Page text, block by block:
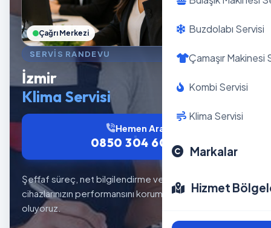
Buzdolabı Servisi
Çamaşır Makinesi
Kombi Servisi
Klima Servisi
Markalar
Hizmet
SERVIS RANDEVU
İzmir
Klima Servisi
Şeffaf süreç, net bilgilendirme ve planlı servis akışıyla
cihazlarınızın performansını korumaya yardımcı
oluyoruz.
Hemen Ara
0850 304 6012
Çağrı Merkezi